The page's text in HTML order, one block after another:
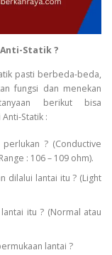
Anti-Statik ?
pasti berbeda-beda,
fungsi dan menekan
berikut bisa
Statik :
? (Conductive
: 106 – 109 ohm).
dilalui lantai itu ? (Light
itu ? (Normal atau
lantai ?